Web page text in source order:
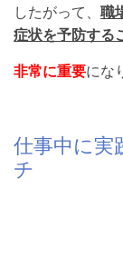
したがって、 職
症状を予防する
非常に重要にな
仕事中に実
チ